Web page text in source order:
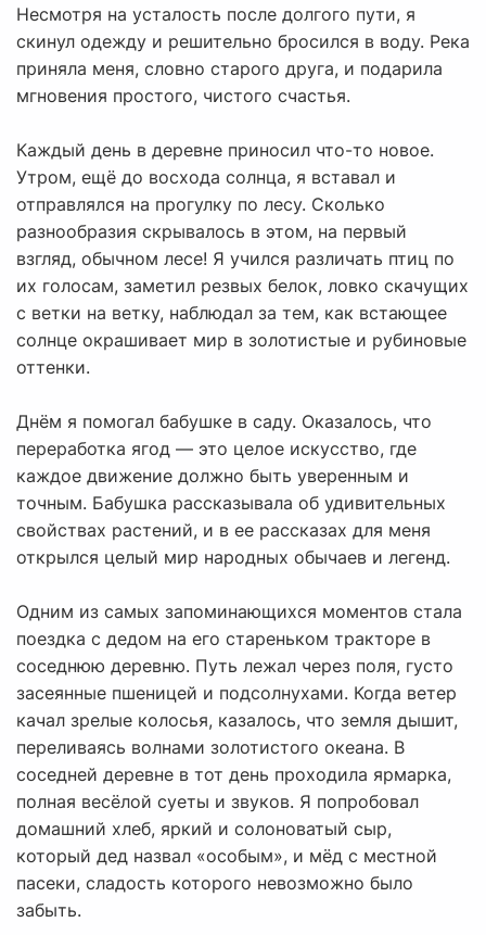
Несмотря на усталость после долгого пути, я
скинул одежду и решительно бросился в воду. Река
приняла меня, словно старого друга, и подарила
мгновения простого, чистого счастья.
Каждый день в деревне приносил что-то новое.
Утром, ещё до восхода солнца, я вставал и
отправлялся на прогулку по лесу. Сколько
разнообразия скрывалось в этом, на первый
взгляд, обычном лесе! Я учился различать птиц по
их голосам, заметил резвых белок, ловко скачущих
с ветки на ветку, наблюдал за тем, как встающее
солнце окрашивает мир в золотистые и рубиновые
оттенки.
Днём я помогал бабушке в саду. Оказалось, что
переработка ягод — это целое искусство, где
каждое движение должно быть уверенным и
точным. Бабушка рассказывала об удивительных
свойствах растений, и в ее рассказах для меня
открылся целый мир народных обычаев и легенд.
Одним из самых запоминающихся моментов стала
поездка с дедом на его стареньком тракторе в
соседнюю деревню. Путь лежал через поля, густо
засеянные пшеницей и подсолнухами. Когда ветер
качал зрелые колосья, казалось, что земля дышит,
переливаясь волнами золотистого океана. В
соседней деревне в тот день проходила ярмарка,
полная весёлой суеты и звуков. Я попробовал
домашний хлеб, яркий и солоноватый сыр,
который дед назвал «особым», и мёд с местной
пасеки, сладость которого невозможно было
забыть.